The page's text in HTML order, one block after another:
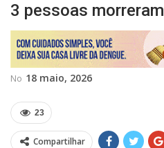
3 pessoas morreram
No 18 maio, 2026
23
Compartilhar